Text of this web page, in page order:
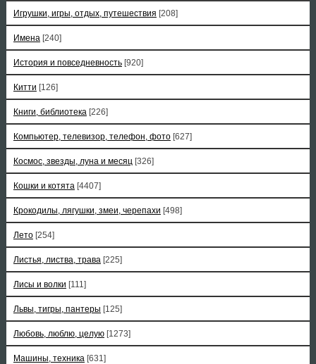
Игрушки, игры, отдых, путешествия [208]
Имена [240]
История и повседневность [920]
Китти [126]
Книги, библиотека [226]
Компьютер, телевизор, телефон, фото [627]
Космос, звезды, луна и месяц [326]
Кошки и котята [4407]
Крокодилы, лягушки, змеи, черепахи [498]
Лето [254]
Листья, листва, трава [225]
Лисы и волки [111]
Львы, тигры, пантеры [125]
Любовь, люблю, целую [1273]
Машины, техника [631]